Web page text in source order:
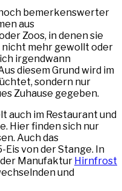
bemerkenswerter
aus
Zoos, in denen sie
nicht mehr gewollt oder
irgendwann
diesem Grund wird im
sondern nur
Zuhause gegeben.
auch im Restaurant und
Hier finden sich nur
Auch das
von der Stange. In
Manufaktur Hirnfrost
und